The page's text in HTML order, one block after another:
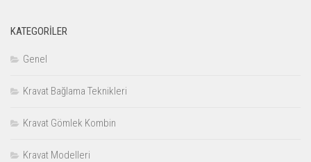
KATEGORILER
Genel
Kravat Bağlama Teknikleri
Kravat Gömlek Kombin
Kravat Modelleri